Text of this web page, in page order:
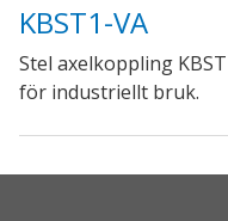
KBST1-VA
Stel axelkoppling
för industriellt bruk.